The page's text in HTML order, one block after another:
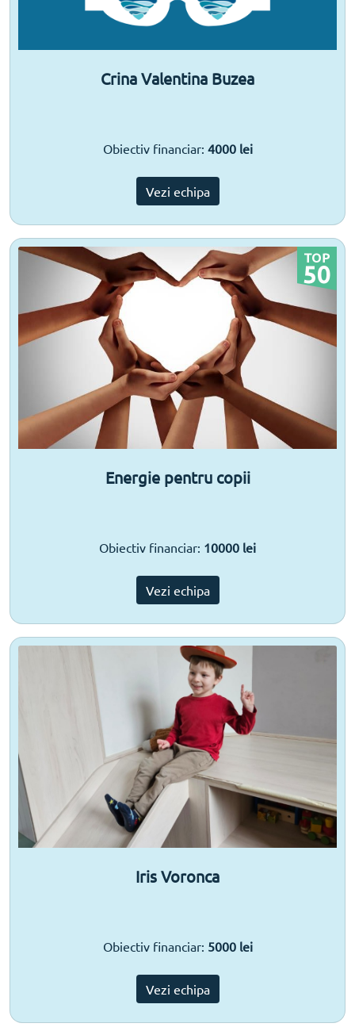
Crina Valentina Buzea
Obiectiv financiar: 4000 lei
Vezi echipa
Energie pentru copii
Obiectiv financiar: 10000 lei
Vezi echipa
Iris Voronca
Obiectiv financiar: 5000 lei
Vezi echipa